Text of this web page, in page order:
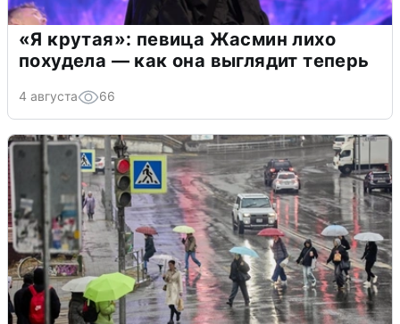
«Я крутая»: певица Жасмин лихо
похудела — как она выглядит теперь
4 августа 66